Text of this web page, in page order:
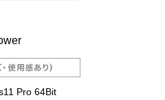
Pro 64Bit